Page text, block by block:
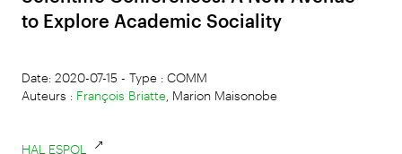
to Explore Academic Sociality
Date: 2020-07-15 - Type : COMM
Auteurs : François Briatte , Marion Maisonobe
HAL ESPOL